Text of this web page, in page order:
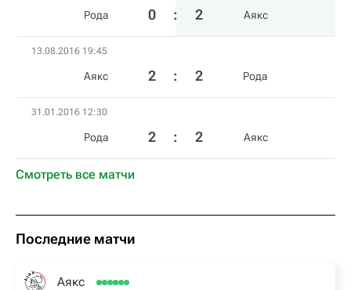
Рода 0 : 2 Аякс
13.08.2016 19:45
Аякс 2 : 2 Рода
31.01.2016 12:30
Рода 2 : 2 Аякс
Смотреть все матчи
Последние матчи
Аякс